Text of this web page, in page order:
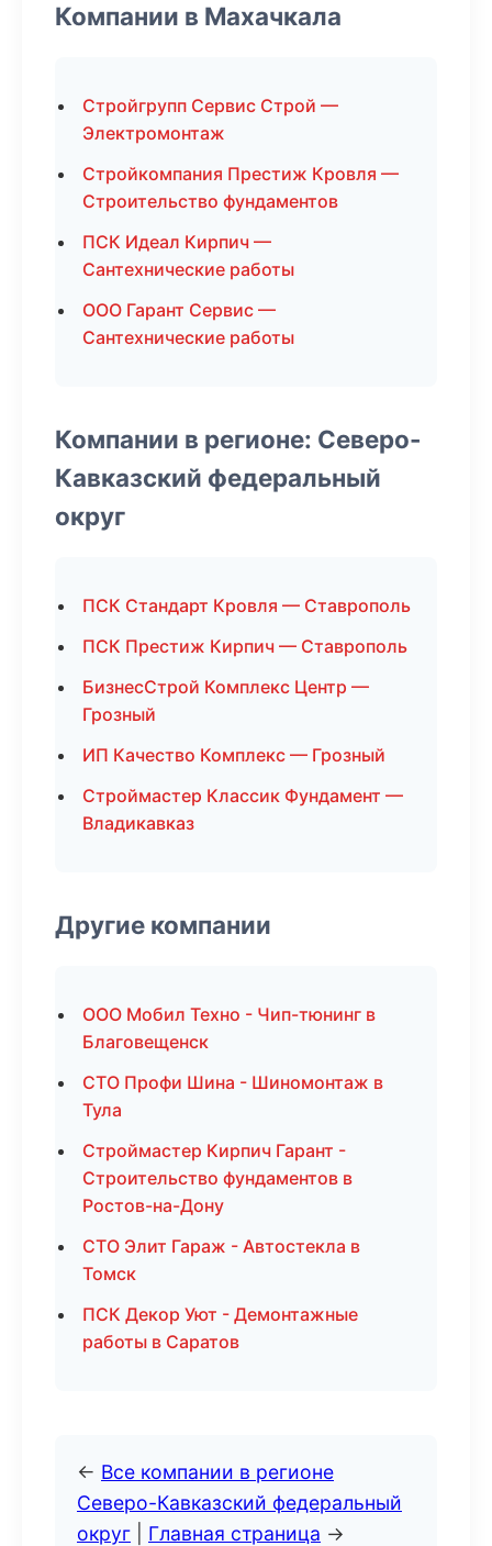
Компании в Махачкала
Стройгрупп Сервис Строй —
Электромонтаж
Стройкомпания Престиж Кровля —
Строительство фундаментов
ПСК Идеал Кирпич —
Сантехнические работы
ООО Гарант Сервис —
Сантехнические работы
Компании в регионе: Северо-
Кавказский федеральный
округ
ПСК Стандарт Кровля — Ставрополь
ПСК Престиж Кирпич — Ставрополь
БизнесСтрой Комплекс Центр —
Грозный
ИП Качество Комплекс — Грозный
Строймастер Классик Фундамент —
Владикавказ
Другие компании
ООО Мобил Техно - Чип-тюнинг в
Благовещенск
СТО Профи Шина - Шиномонтаж в
Тула
Строймастер Кирпич Гарант -
Строительство фундаментов в
Ростов-на-Дону
СТО Элит Гараж - Автостекла в
Томск
ПСК Декор Уют - Демонтажные
работы в Саратов
← Все компании в регионе
Северо-Кавказский федеральный
округ
Главная страница →